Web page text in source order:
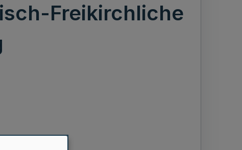
Freikirchliche